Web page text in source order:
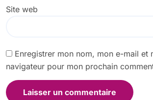
Site web
Enregistrer mon nom, mon e-mail et
navigateur pour mon prochain